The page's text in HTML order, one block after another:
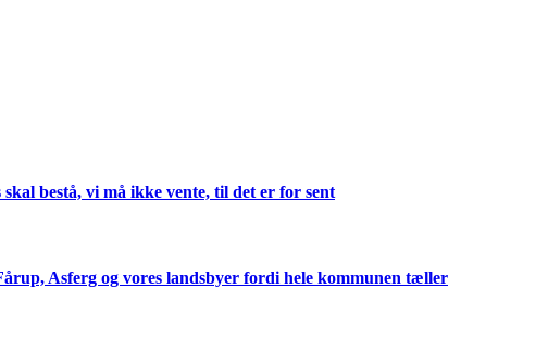
bestå, vi må ikke vente, til det er for sent
Asferg og vores landsbyer fordi hele kommunen tæller